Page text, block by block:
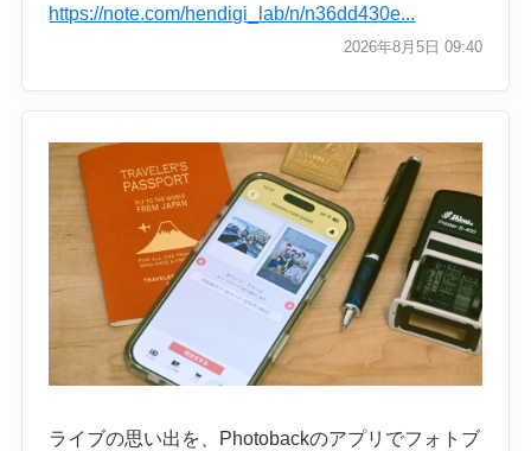
https://note.com/hendigi_lab/n/n36dd430e...
2026年8月5日 09:40
ライブの思い出を、Photobackのアプリでフォトブ